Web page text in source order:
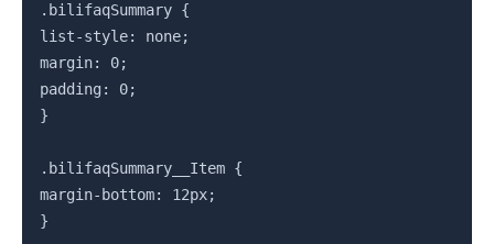
.bilifaqSummary {
list-style: none;
margin: 0;
padding: 0;
}
.bilifaqSummary__Item {
margin-bottom: 12px;
}